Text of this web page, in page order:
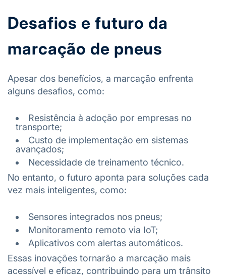
Desafios e futuro da
marcação de pneus
Apesar dos benefícios, a marcação enfrenta
alguns desafios, como:
Resistência à adoção por empresas no
transporte;
Custo de implementação em sistemas
avançados;
Necessidade de treinamento técnico.
No entanto, o futuro aponta para soluções cada
vez mais inteligentes, como:
Sensores integrados nos pneus;
Monitoramento remoto via IoT;
Aplicativos com alertas automáticos.
Essas inovações tornarão a marcação mais
acessível e eficaz, contribuindo para um trânsito